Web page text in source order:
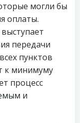
могли бы
оплаты.
передачи
пунктов
к минимуму
процесс
и